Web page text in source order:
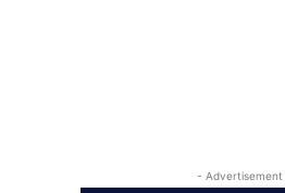
- Advertisement